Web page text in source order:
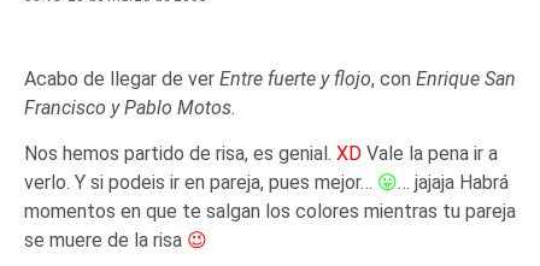
Acabo de llegar de ver Entre fuerte y flojo, con Enrique San
Francisco y Pablo Motos.
Nos hemos partido de risa, es genial. XD Vale la pena ir a
verlo. Y si podeis ir en pareja, pues mejor… 😛… jajaja Habrá
momentos en que te salgan los colores mientras tu pareja
se muere de la risa 😉